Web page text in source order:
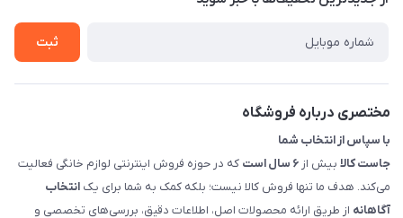
شرایط و ضوابط گارانتی
روش های بازگرداندن کالا
ثبت
مختصری درباره فروشگاه
با سپاس از انتخاب شما
جاست کالا بیش از ۶ سال است
که در حوزه فروش اینترنتی لوازم خانگی فعالیت
می‌کند. هدف ما تنها فروش کالا نیست؛ بلکه کمک به شما برای یک انتخاب
آگاهانه از طریق ارائه محصولات اصل، اطلاعات دقیق، بررسی‌های تخصصی و